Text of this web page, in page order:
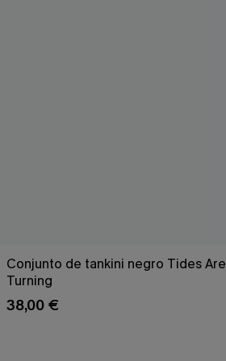
Conjunto de tankini negro Tides Are
Turning
38,00 €